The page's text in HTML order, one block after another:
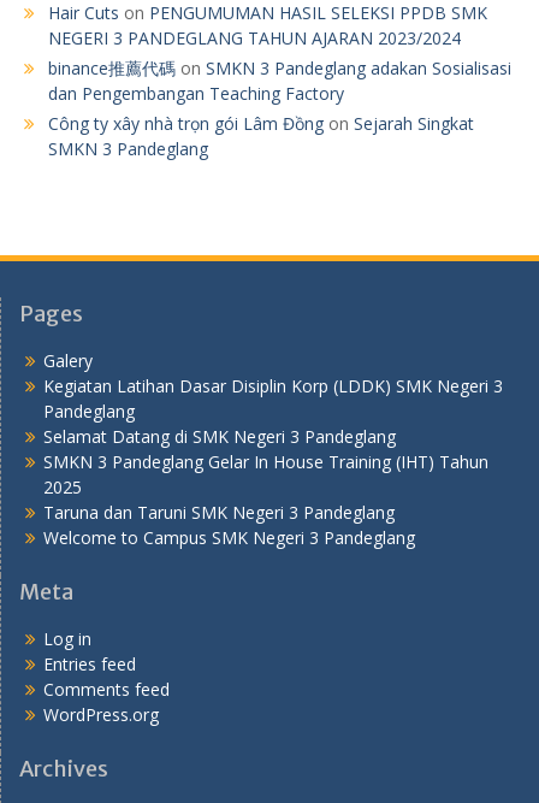
Hair Cuts on PENGUMUMAN HASIL SELEKSI PPDB SMK
NEGERI 3 PANDEGLANG TAHUN AJARAN 2023/2024
binance推薦代碼 on SMKN 3 Pandeglang adakan Sosialisasi
dan Pengembangan Teaching Factory
Công ty xây nhà trọn gói Lâm Đồng on Sejarah Singkat
SMKN 3 Pandeglang
Pages
Galery
Kegiatan Latihan Dasar Disiplin Korp (LDDK) SMK Negeri 3
Pandeglang
Selamat Datang di SMK Negeri 3 Pandeglang
SMKN 3 Pandeglang Gelar In House Training (IHT) Tahun
2025
Taruna dan Taruni SMK Negeri 3 Pandeglang
Welcome to Campus SMK Negeri 3 Pandeglang
Meta
Log in
Entries feed
Comments feed
WordPress.org
Archives